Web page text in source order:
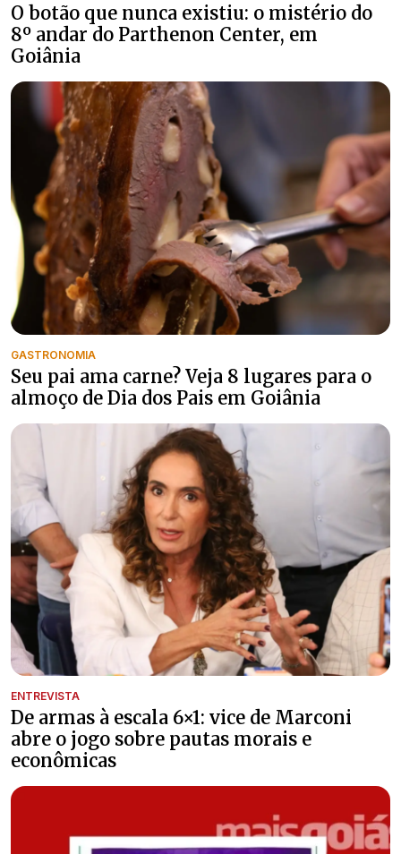
O botão que nunca existiu: o mistério do
8º andar do Parthenon Center, em
Goiânia
GASTRONOMIA
Seu pai ama carne? Veja 8 lugares para o
almoço de Dia dos Pais em Goiânia
ENTREVISTA
De armas à escala 6×1: vice de Marconi
abre o jogo sobre pautas morais e
econômicas